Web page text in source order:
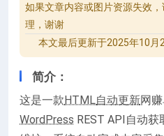
如果文章内容或图片资源失效
理，谢谢
本文最后更新于2025年10月
简介：
这是一款HTML自动更新网
WordPress REST API自动